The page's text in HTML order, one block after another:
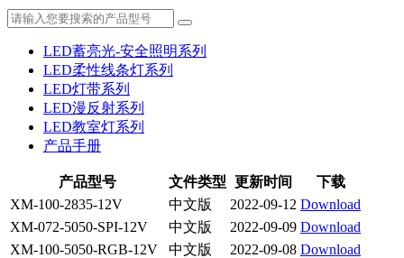
LED蓄亮光-安全照明系列
LED柔性线条灯系列
LED灯带系列
LED漫反射系列
LED教室灯系列
产品手册
产品型号 文件类型 更新时间
下载
XM-100-2835-12V
中文版 2022-09-12 Download
XM-072-5050-SPI-12V
中文版 2022-09-09 Download
XM-100-5050-RGB-12V
中文版 2022-09-08 Download